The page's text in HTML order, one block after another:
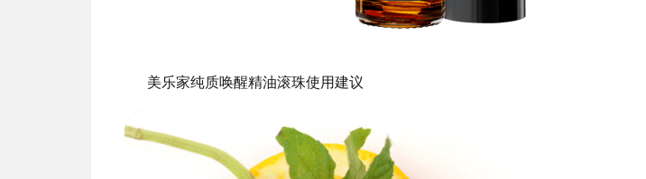
美乐家纯质唤醒精油滚珠使用建议